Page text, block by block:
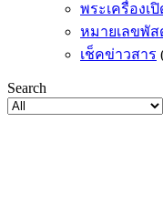
พระเครื่องเ
หมายเลขพัส
เช็คข่าวสาร
Search